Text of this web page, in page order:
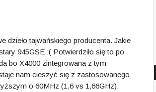
dzieło tajwańskiego producenta. Jakie
945GSE :( Potwierdziło się to po
bo X4000 zintegrowana z tym
nam cieszyć się z zastosowanego
o 60MHz (1,6 vs 1,66GHz).